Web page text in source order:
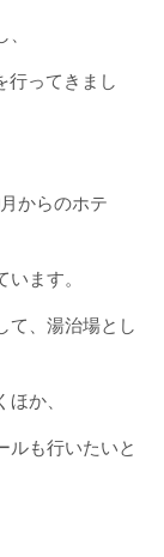
行ってきまし
からのホテ
ます。
て、湯治場とし
か、
ルも行いたいと